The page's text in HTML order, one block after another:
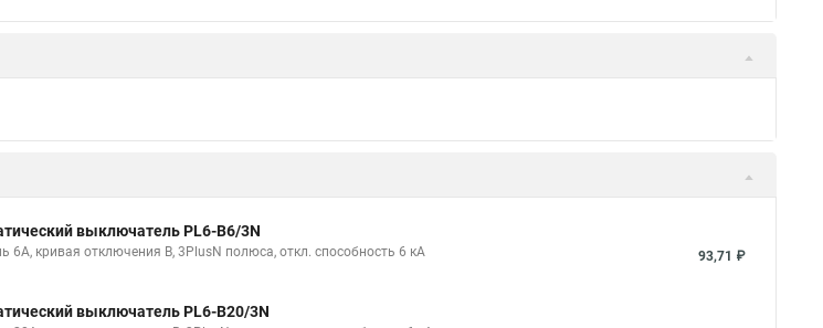
выключатель PL6-B6/3N
6А, кривая отключения В, 3PlusN полюса, откл. способность 6 кА 93,71 ₽
выключатель PL6-B20/3N